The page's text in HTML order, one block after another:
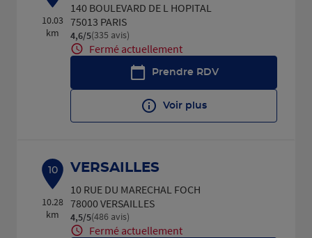
10.03
km
140 BOULEVARD DE L HOPITAL
75013 PARIS
4,6/5Note de 4.6 sur 5
(335 avis)
Fermé actuellement
Prendre RDV
Voir plus
10
10.28
km
VERSAILLES
10 RUE DU MARECHAL FOCH
78000 VERSAILLES
4,5/5Note de 4.5 sur 5
(486 avis)
Fermé actuellement